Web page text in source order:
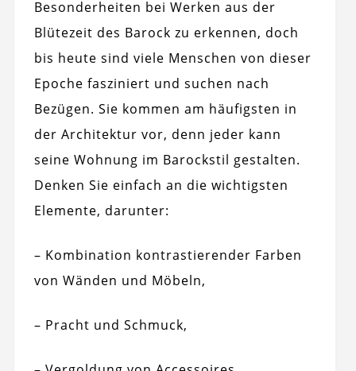
Besonderheiten bei Werken aus der
Blütezeit des Barock zu erkennen, doch
bis heute sind viele Menschen von dieser
Epoche fasziniert und suchen nach
Bezügen. Sie kommen am häufigsten in
der Architektur vor, denn jeder kann
seine Wohnung im Barockstil gestalten.
Denken Sie einfach an die wichtigsten
Elemente, darunter:
– Kombination kontrastierender Farben
von Wänden und Möbeln,
– Pracht und Schmuck,